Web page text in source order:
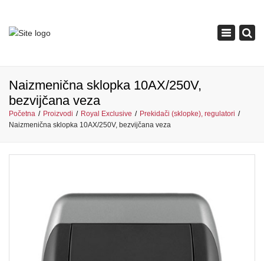
Toggle
Naizmenična sklopka 10AX/250V,
bezvijčana veza
Početna Proizvodi Royal Exclusive
Prekidači (sklopke), regulatori
Naizmenična sklopka 10AX/250V, bezvijčana veza